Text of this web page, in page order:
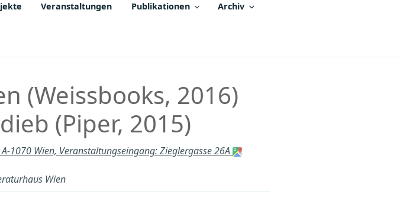
Veranstaltungen Publikationen Archiv
(Weissbooks, 2016)
(Piper, 2015)
1070 Wien, Veranstaltungseingang: Zieglergasse 26A
Wien